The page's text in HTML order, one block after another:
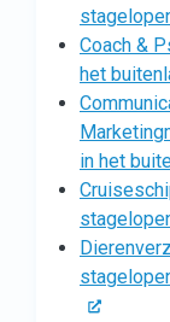
Coach &
het
in het